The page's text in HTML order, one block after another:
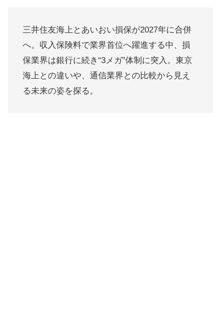
三井住友海上とあいおい損保が2027年に合併
へ。収入保険料で業界首位へ躍進する中、損
保業界は銀行に続き“3メガ”体制に突入。東京
海上との違いや、通信業界との比較から見え
る未来の姿を探る。